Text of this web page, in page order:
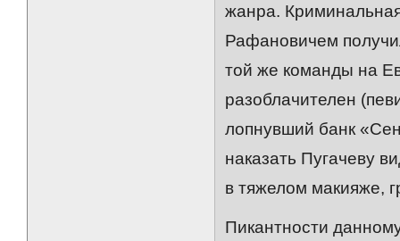
жанра.
Рафановичем
той же команды на
разоблачителен
лопнувший банк
наказать Пугачеву
в тяжелом макияже,
Пикантности